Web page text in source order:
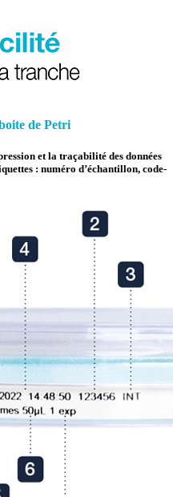
de Petri
et la traçabilité des données
: numéro d’échantillon, code-